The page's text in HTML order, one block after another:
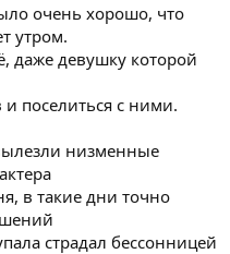
очень хорошо, что
утром.
даже девушку которой
поселиться с ними.
низменные
в такие дни точно
страдал бессонницей